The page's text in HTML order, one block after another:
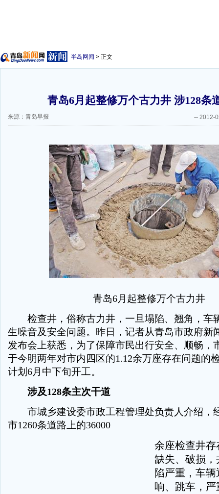
半岛网闻 > 正文
青岛6月起整修万个古力井 涉128条
来源：青岛早报 -- 2012-
青岛6月起整修万个古力井
检查井，俗称古力井，一旦塌陷、翘角，车
生噪音及安全问题。昨日，记者从青岛市政府新
发布会上获悉，为了保障市民出行安全、顺畅，
于今明两年对市内四区的1.12余万座存在问题的
计划6月中下旬开工。
涉及128条主次干道
市城乡建设委市政工程管理处负责人介绍，
市1260条道路上的36000
余座检查井
缺失、破损
陷严重，车
响、跳车，